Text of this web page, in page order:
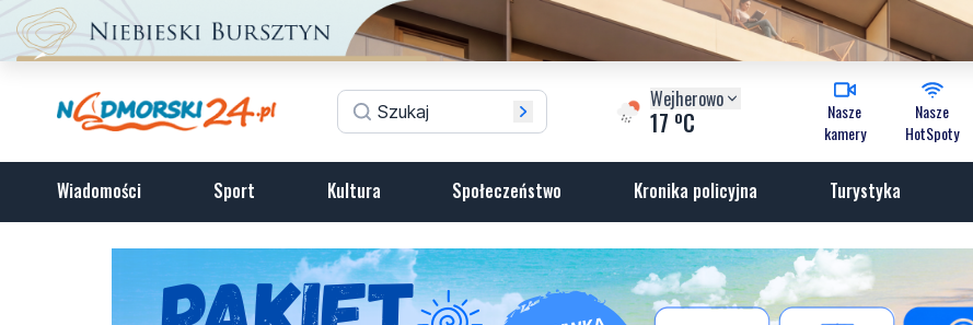
Wejherowo
17 oC
Nasze
kamery
Nasze
HotSpoty
Wiadomości Sport Kultura Społeczeństwo Kronika policyjna Turystyka